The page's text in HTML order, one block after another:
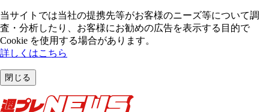
当サイトでは当社の提携先等がお客様のニーズ等について調
査・分析したり、お客様にお勧めの広告を表⽰する⽬的で
Cookie を使⽤する場合があります。
詳しくはこちら
閉じる